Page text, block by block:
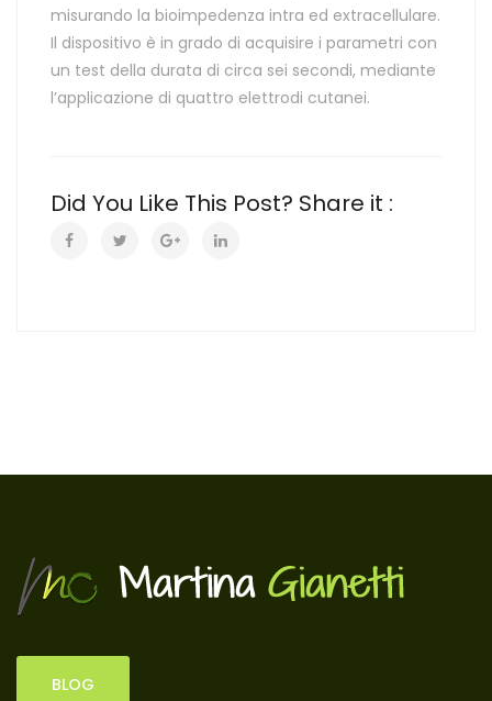
misurando la bioimpedenza intra ed extracellulare.
Il dispositivo è in grado di acquisire i parametri con
un test della durata di circa sei secondi, mediante
l’applicazione di quattro elettrodi cutanei.
Did You Like This Post? Share it :
BLOG